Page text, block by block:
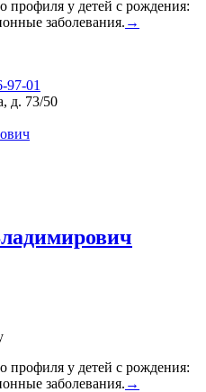
профиля у детей с рождения:
заболевания. →
97-01
д. 73/50
профиля у детей с рождения:
заболевания. →